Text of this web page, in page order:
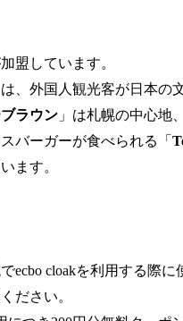
盟しています。
は、外国人観光客が日本の
ラウン 」は札幌の中心地
バーガーが食べられる「
ます。
ecbo cloakを利用する際
ださい。